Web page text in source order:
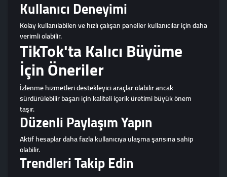
Kullanıcı Deneyimi
Kolay kullanılabilen ve hızlı çalışan paneller kullanıcılar için daha
verimli olabilir.
TikTok'ta Kalıcı Büyüme
İçin Öneriler
İzlenme hizmetleri destekleyici araçlar olabilir ancak
sürdürülebilir başarı için kaliteli içerik üretimi büyük önem
taşır.
Düzenli Paylaşım Yapın
Aktif hesaplar daha fazla kullanıcıya ulaşma şansına sahip
olabilir.
Trendleri Takip Edin